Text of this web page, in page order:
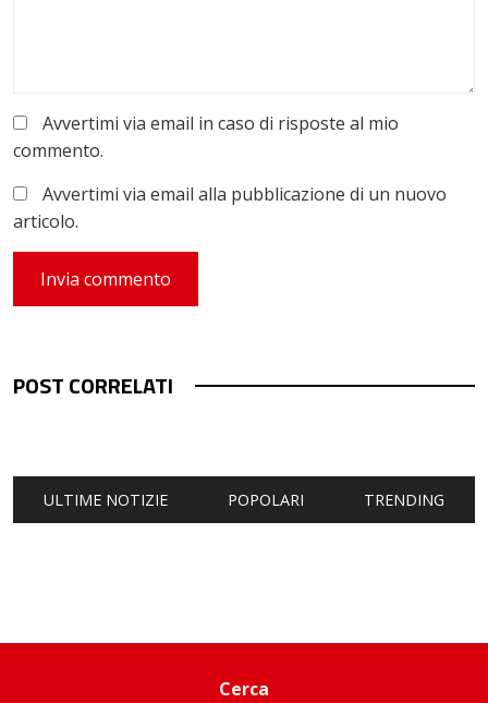
Avvertimi via email in caso di risposte al mio
commento.
Avvertimi via email alla pubblicazione di un nuovo
articolo.
POST CORRELATI
ULTIME NOTIZIE POPOLARI TRENDING
Cerca